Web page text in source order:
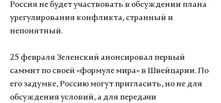
Россия не будет участвовать в обсуждении плана
урегулирования конфликта, странный и
непонятный.
25 февраля Зеленский анонсировал первый
саммит по своей «формуле мира» в Швейцарии. По
его задумке, Россию могут пригласить, но не для
обсуждения условий, а для передачи